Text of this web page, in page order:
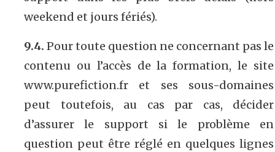
weekend et jours fériés).
9.4. Pour toute question ne concernant pas le
contenu ou l’accès de la formation, le site
www.purefiction.fr et ses sous-domaines
peut toutefois, au cas par cas, décider
d’assurer le support si le problème en
question peut être réglé en quelques lignes